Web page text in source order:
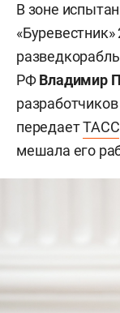
В зоне
РФВладимир
передаетТАСС
мешала его